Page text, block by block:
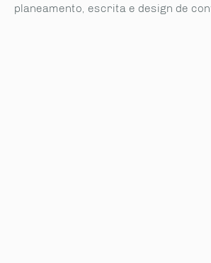
planeamento, escrita e design de